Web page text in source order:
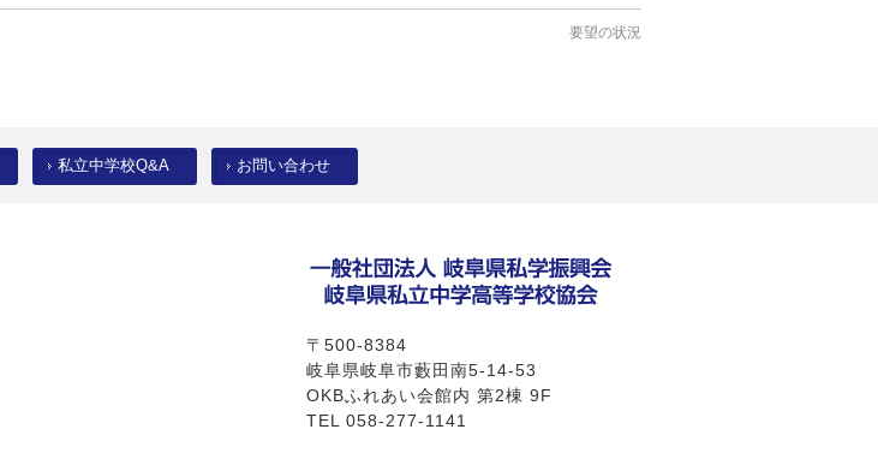
要望の状況
私立中学校Q&A お問い合わせ
〒500-8384
岐阜県岐阜市藪田南5-14-53
OKBふれあい会館内 第2棟 9F
TEL 058-277-1141